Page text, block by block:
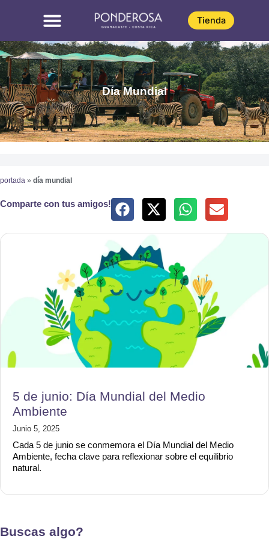
al
contenido
Tienda
Día Mundial
portada » día mundial
Comparte con tus amigos!
5 de junio: Día Mundial del Medio
Ambiente
Junio 5, 2025
Cada 5 de junio se conmemora el Día Mundial del Medio
Ambiente, fecha clave para reflexionar sobre el equilibrio
natural.
Buscas algo?